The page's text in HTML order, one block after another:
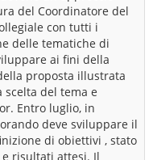
del Coordinatore del
con tutti i
delle tematiche di
ai fini della
proposta illustrata
scelta del tema e
Entro luglio, in
deve sviluppare il
di obiettivi , stato
risultati attesi. Il